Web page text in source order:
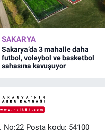
SAKARYA
Sakarya’da 3 mahalle daha
futbol, voleybol ve basketbol
sahasına kavuşuyor
No:22 Posta kodu: 54100